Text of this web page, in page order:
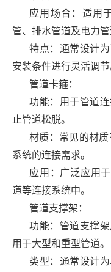
应用场合：适用
管、排水管道及电力管
特点：通常设计
安装条件进行灵活调节
管道卡箍：
功能：用于管道
止管道松脱。
材质：常见的材质
系统的连接需求。
应用：广泛应用
道等连接系统中。
管道支撑架：
功能：管道支撑
用于大型和重型管道。
类型：通常设计